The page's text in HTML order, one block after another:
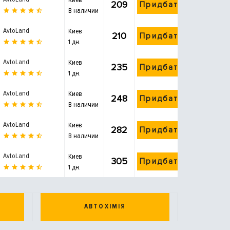
В наличии
209 Придбати
AvtoLand
Киев
1 дн.
210 Придбати
AvtoLand
Киев
1 дн.
235 Придбати
AvtoLand
Киев
В наличии
248 Придбати
AvtoLand
Киев
В наличии
282 Придбати
AvtoLand
Киев
1 дн.
305 Придбати
АВТОХІМІЯ